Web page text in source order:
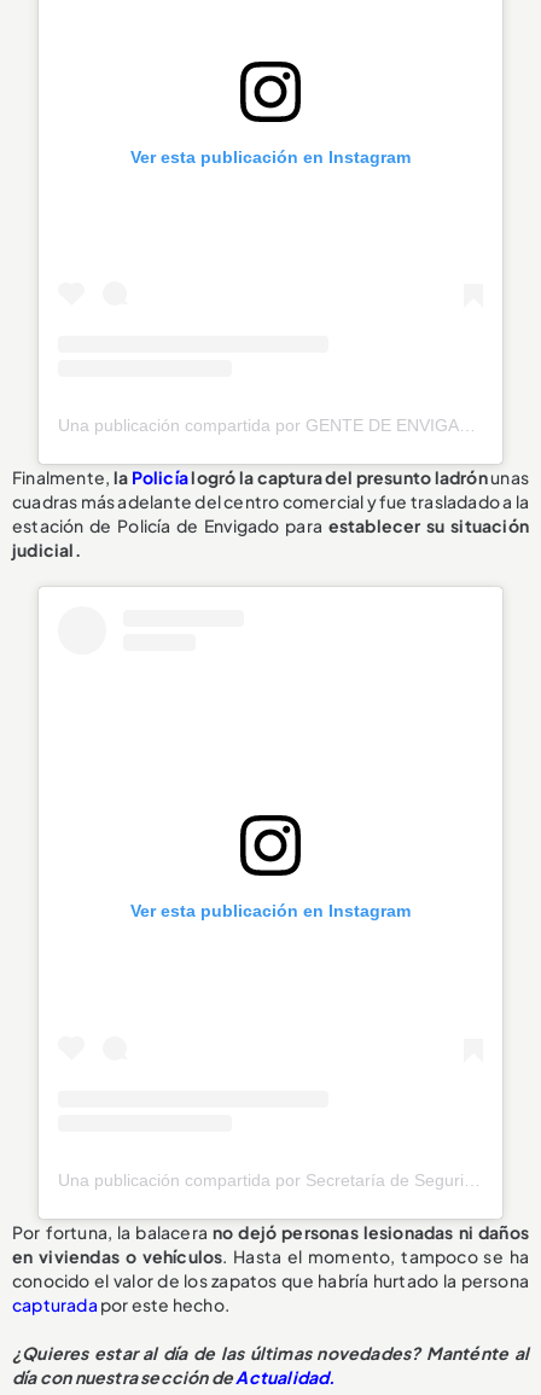
Ver esta publicación en Instagram
Finalmente, la Policíalogró la captura del presunto ladrónunas
cuadras más adelante del centro comercial y fue trasladado a la
estación de Policía de Envigado para establecer su situación
judicial.
Ver esta publicación en Instagram
Por fortuna, la balacerano dejó personas lesionadas ni daños
en viviendas o vehículos. Hasta el momento, tampoco se ha
conocido el valor de los zapatos que habría hurtado la persona
capturada por este hecho.
¿Quieres estar al día de las últimas novedades? Manténte al
día con nuestra sección deActualidad.